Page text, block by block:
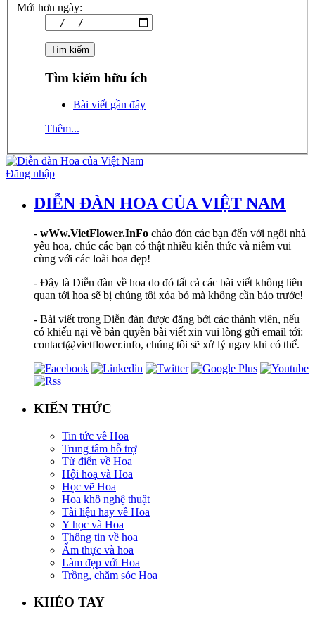
Mới hơn ngày:
Tìm kiếm hữu ích
Bài viết gần đây
Thêm...
Đăng nhập
DIỄN ĐÀN HOA CỦA VIỆT NAM
- wWw.VietFlower.InFo chào đón các bạn đến với ngôi nhà
yêu hoa, chúc các bạn có thật nhiều kiến thức và niềm vui
cùng với các loài hoa đẹp!
- Đây là Diễn đàn về hoa do đó tất cả các bài viết không liên
quan tới hoa sẽ bị chúng tôi xóa bỏ mà không cần báo trước!
- Bài viết trong Diễn đàn được đăng bởi các thành viên, nếu
có khiếu nại về bản quyền bài viết xin vui lòng gửi email tới:
contact@vietflower.info, chúng tôi sẽ xử lý ngay khi có thể.
KIẾN THỨC
Tin tức về Hoa
Trung tâm hỗ trợ
Từ điển về Hoa
Hội hoạ và Hoa
Học vẽ Hoa
Hoa khô nghệ thuật
Tài liệu hay về Hoa
Y học và Hoa
Thông tin về hoa
Ẩm thực và hoa
Làm đẹp với Hoa
Trồng, chăm sóc Hoa
KHÉO TAY